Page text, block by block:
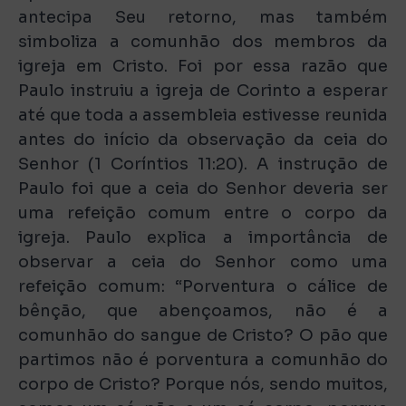
antecipa Seu retorno, mas também
simboliza a comunhão dos membros da
igreja em Cristo. Foi por essa razão que
Paulo instruiu a igreja de Corinto a esperar
até que toda a assembleia estivesse reunida
antes do início da observação da ceia do
Senhor (1 Coríntios 11:20). A instrução de
Paulo foi que a ceia do Senhor deveria ser
uma refeição comum entre o corpo da
igreja. Paulo explica a importância de
observar a ceia do Senhor como uma
refeição comum: “Porventura o cálice de
bênção, que abençoamos, não é a
comunhão do sangue de Cristo? O pão que
partimos não é porventura a comunhão do
corpo de Cristo? Porque nós, sendo muitos,